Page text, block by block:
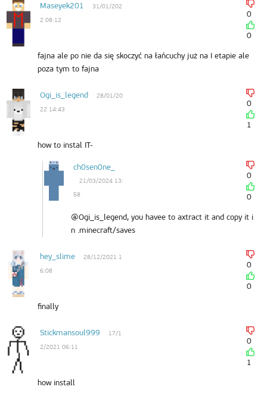
Maseyek201
31/01/202
2 08:12
0
0
fajna ale po nie da się skoczyć na łańcuchy już na I etapie ale
poza tym to fajna
Ogi_is_legend
28/01/20
22 14:43
0
1
how to instal IT-
ch0sen0ne_
21/03/2024 13:
58
0
0
@Ogi_is_legend, you havee to axtract it and copy it i
n .minecraft/saves
hey_slime
28/12/2021 1
6:08
0
0
finally
Stickmansoul999
17/1
2/2021 06:11
0
1
how install